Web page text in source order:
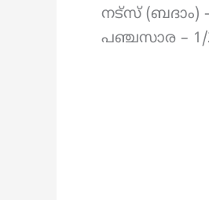
നട്സ്
പഞ്ചസാര – 1/